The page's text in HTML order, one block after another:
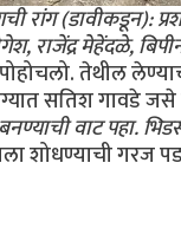
रांग (डावीकडून):
राजेंद्र मेहेंदळे,
तेथील
सतिश गावडे
वाट पहा.
शोधण्याची